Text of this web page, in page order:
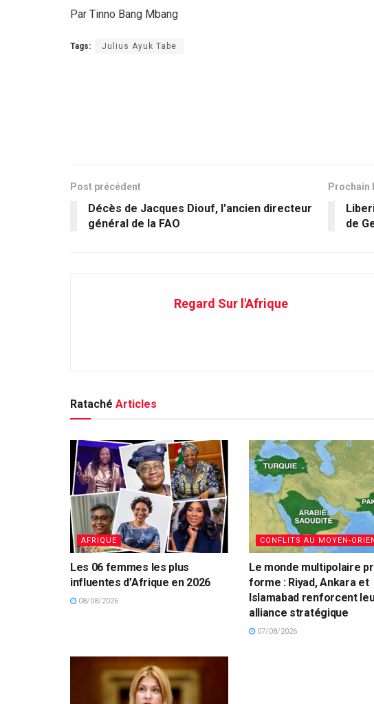
Par Tinno Bang Mbang
Tags: Julius Ayuk Tabe
Post précédent
Décès de Jacques Diouf, l'ancien directeur
général de la FAO
Prochain
de
Regard Sur l'Afrique
Rataché Articles
AFRIQUE
Les 06 femmes les plus
influentes d’Afrique en 2026
08/08/2026
CONFLITS AU MOYEN-
Le monde multipolaire
forme : Riyad, Ankara et
Islamabad renforcent
alliance stratégique
07/08/2026